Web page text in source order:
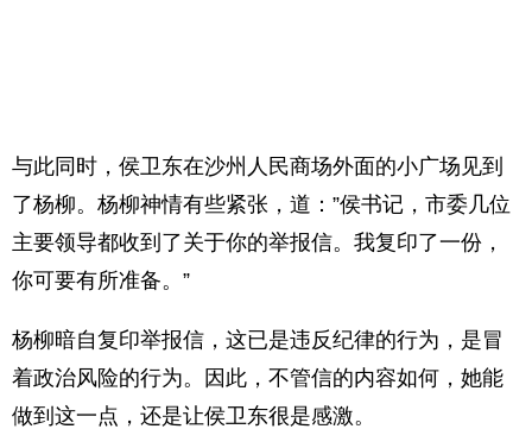
与此同时，侯卫东在沙州人民商场外面的小广场见到
了杨柳。杨柳神情有些紧张，道：”侯书记，市委几位
主要领导都收到了关于你的举报信。我复印了一份，
你可要有所准备。”
杨柳暗自复印举报信，这已是违反纪律的行为，是冒
着政治风险的行为。因此，不管信的内容如何，她能
做到这一点，还是让侯卫东很是感激。